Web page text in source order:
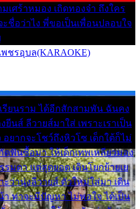
เศร้าหมอง เถิดทองจ๋า ถึงใคร
ะชื่อว่าไง พี่ขอเป็นเพื่อนปลอบใจ
พชรอุบล(KARAOKE)
รียนราม ได้อีกสักสามพัน ฉันคง
ยีนส์ ลีวายส์มาใส่ เพราะเราเป็น
อยากจะโชว์ถึงหิวโซ เด็กใต้ก็ไม่
ฟันซื้อมา ให้เด็กเทพเหลียวมอง
รมดา แต่สุดยอด เดินโยกย้ายเย
ะว่านุ่งลีวายส์ ตัวใหม่ใส่มา เดิน
ท่าจะมีปัญหา ไม่พอใจ ได้เป็น